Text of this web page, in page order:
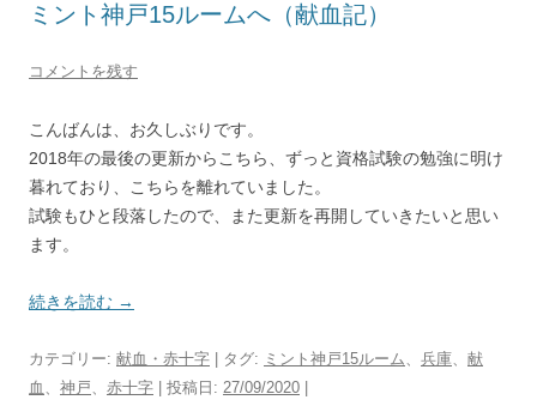
ミント神戸15ルームへ（献血記）
コメントを残す
こんばんは、お久しぶりです。
2018年の最後の更新からこちら、ずっと資格試験の勉強に明け
暮れており、こちらを離れていました。
試験もひと段落したので、また更新を再開していきたいと思い
ます。
続きを読む →
カテゴリー: 献血・赤十字 | タグ: ミント神戸15ルーム、 兵庫、 献
血 、 神戸、 赤十字 | 投稿日: 27/09/2020